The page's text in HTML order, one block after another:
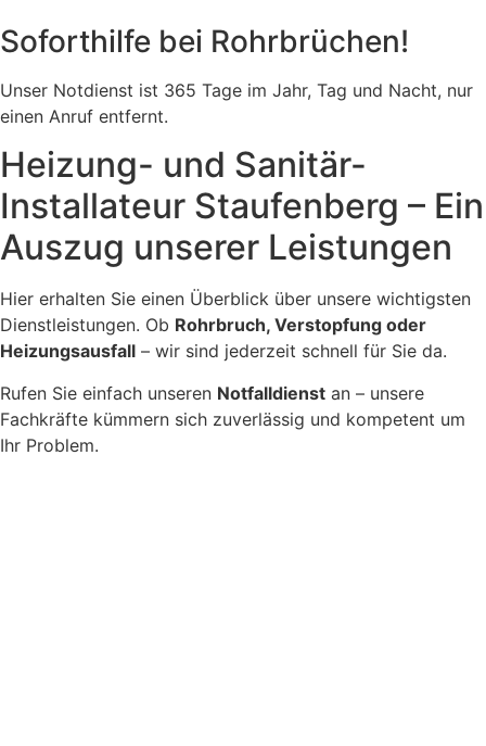
Soforthilfe bei Rohrbrüchen!
Unser Notdienst ist 365 Tage im Jahr, Tag und Nacht, nur
einen Anruf entfernt.
Heizung- und Sanitär-
Installateur Staufenberg – Ein
Auszug unserer Leistungen
Hier erhalten Sie einen Überblick über unsere wichtigsten
Dienstleistungen. Ob Rohrbruch, Verstopfung oder
Heizungsausfall – wir sind jederzeit schnell für Sie da.
Rufen Sie einfach unseren Notfalldienst an – unsere
Fachkräfte kümmern sich zuverlässig und kompetent um
Ihr Problem.